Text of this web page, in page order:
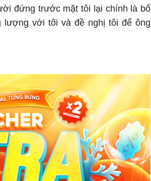
đứng trước mặt tôi lại chính là bố
lượng với tôi và đề nghị tôi để ông